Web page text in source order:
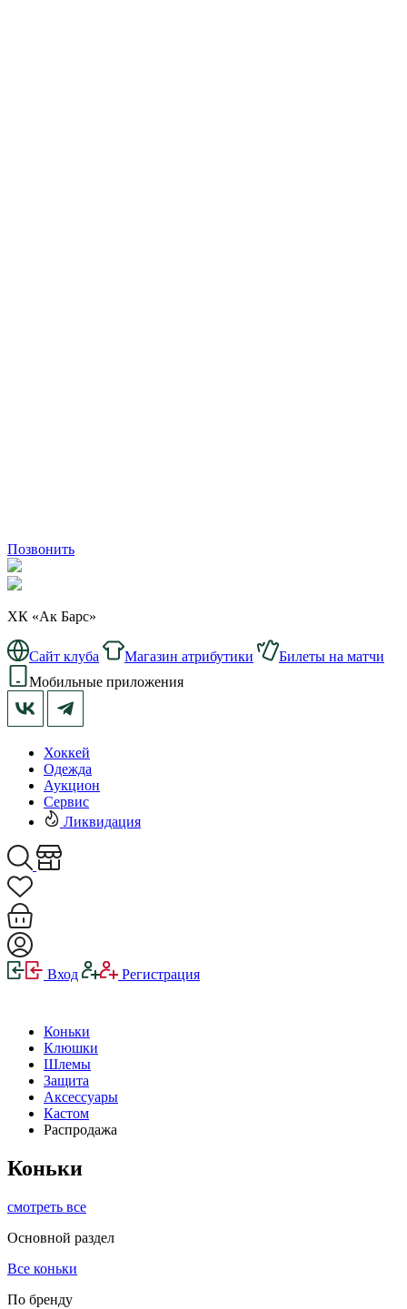
Позвонить
ХК «Ак Барс»
Сайт клуба Магазин атрибутики
Билеты на матчи
Мобильные приложения
Хоккей
Одежда
Аукцион
Сервис
Ликвидация
Вход Регистрация
Коньки
Клюшки
Шлемы
Защита
Аксессуары
Кастом
Распродажа
Коньки
смотреть все
Основной раздел
Все коньки
По бренду